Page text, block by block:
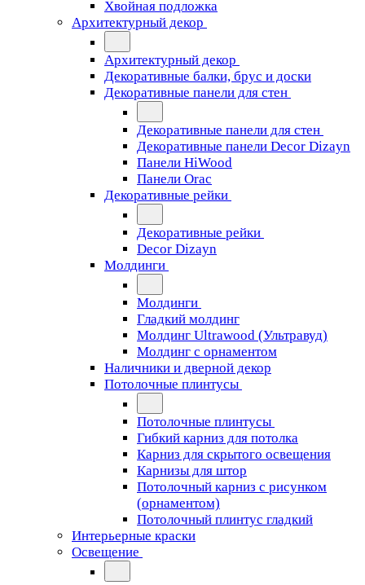
Хвойная подложка
Архитектурный декор
Архитектурный декор
Декоративные балки, брус и доски
Декоративные панели для стен
Декоративные панели для стен
Декоративные панели Decor Dizayn
Панели HiWood
Панели Orac
Декоративные рейки
Декоративные рейки
Decor Dizayn
Молдинги
Молдинги
Гладкий молдинг
Молдинг Ultrawood (Ультравуд)
Молдинг с орнаментом
Наличники и дверной декор
Потолочные плинтусы
Потолочные плинтусы
Гибкий карниз для потолка
Карниз для скрытого освещения
Карнизы для штор
Потолочный карниз с рисунком
(орнаментом)
Потолочный плинтус гладкий
Интерьерные краски
Освещение